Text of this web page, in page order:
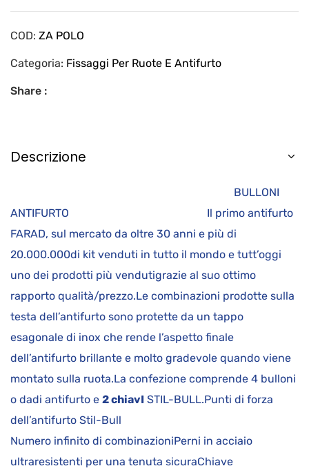
COD: ZA POLO
Categoria: Fissaggi Per Ruote E Antifurto
Share :
Descrizione
BULLONI
ANTIFURTO Il primo antifurto
FARAD, sul mercato da oltre 30 anni e più di
20.000.000di kit venduti in tutto il mondo e tutt’oggi
uno dei prodotti più vendutigrazie al suo ottimo
rapporto qualità/prezzo.Le combinazioni prodotte sulla
testa dell’antifurto sono protette da un tappo
esagonale di inox che rende l’aspetto finale
dell’antifurto brillante e molto gradevole quando viene
montato sulla ruota.La confezione comprende 4 bulloni
o dadi antifurto e 2 chiavI STIL-BULL.Punti di forza
dell’antifurto Stil-Bull
Numero infinito di combinazioniPerni in acciaio
ultraresistenti per una tenuta sicuraChiave